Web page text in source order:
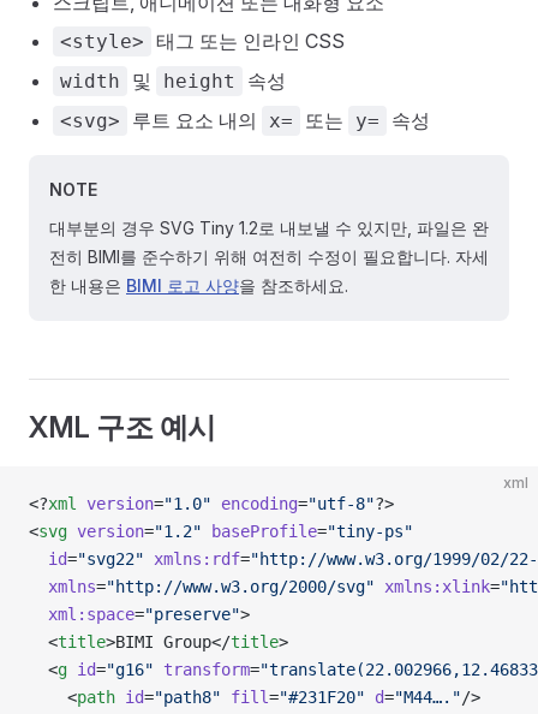
<style> 태그 또는 인라인 CSS
width 및 height 속성
<svg> 루트 요소 내의 x= 또는 y= 속성
NOTE
대부분의 경우 SVG Tiny 1.2로 내보낼 수 있지만, 파일은 완
전히 BIMI를 준수하기 위해 여전히 수정이 필요합니다. 자세
한 내용은 BIMI 로고 사양을 참조하세요.
XML 구조 예시
xml
<?xml version="1.0" encoding="utf-8"?>
<svg version="1.2" baseProfile="tiny-ps"
  id
="svg22" xmlns:rdf="http://www.w3.org/1999/02/
  xmlns
="http://www.w3.org/2000/svg" xmlns:xlink=
  xml:space
="preserve">
  <
title>BIMI Group</title>
  <
g id="g16" transform=
    <
path id="path8" fill="#231F20" d="M44…."/>